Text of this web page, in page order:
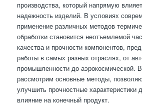
производства, который напрямую
надежность изделий. В условиях
применение различных методов
обработки становится неотъемлемой
качества и прочности компонентов,
работы в самых разных отраслях, от
промышленности до аэрокосмической.
рассмотрим основные методы,
улучшить прочностные характеристики
влияние на конечный продукт.